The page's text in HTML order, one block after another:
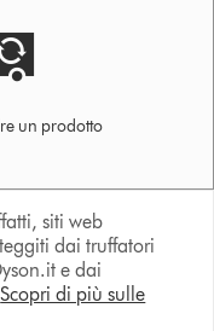
un prodotto
siti web
dai truffatori
e dai
Scopri di più sulle